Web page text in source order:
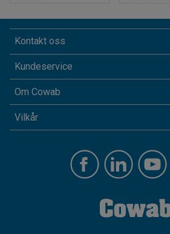
Kontakt oss
Kundeservice
Om Cowab
Vilkår